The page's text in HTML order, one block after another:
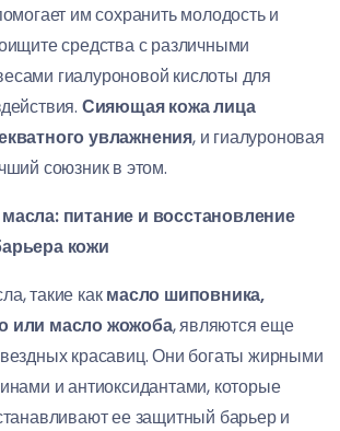
им сохранить молодость и
средства с различными
гиалуроновой кислоты для
Сияющая кожа лица
увлажнения, и гиалуроновая
союзник в этом.
питание и восстановление
кожи
такие какмасло шиповника,
или масло жожоба, являются еще
красавиц. Они богаты жирными
и антиоксидантами, которые
ее защитный барьер и